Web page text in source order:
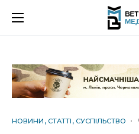
НОВИНИ СТАТТІ СУСПІЛЬСТВО